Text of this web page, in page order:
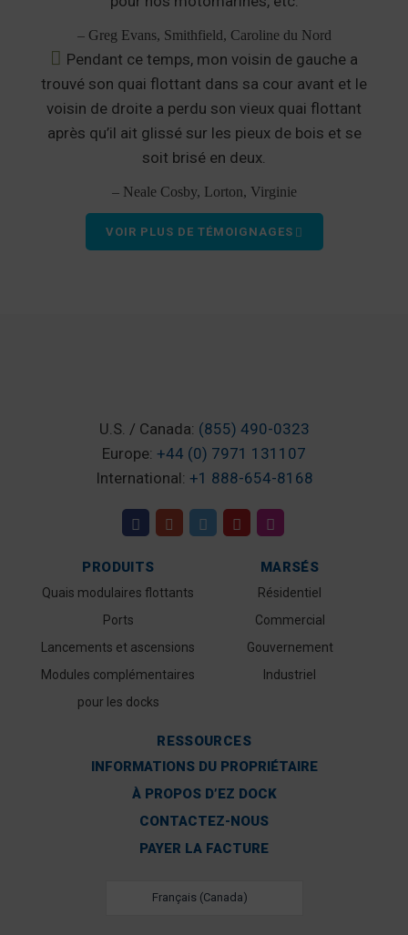
– Greg Evans, Smithfield, Caroline du Nord
Pendant ce temps, mon voisin de gauche a
trouvé son quai flottant dans sa cour avant et le
voisin de droite a perdu son vieux quai flottant
après qu’il ait glissé sur les pieux de bois et se
soit brisé en deux.
– Neale Cosby, Lorton, Virginie
VOIR PLUS DE TÉMOIGNAGES
U.S. / Canada: (855) 490-0323
Europe: +44 (0) 7971 131107
International: +1 888-654-8168
PRODUITS
Quais modulaires flottants
Ports
Lancements et ascensions
Modules complémentaires
pour les docks
MARSÉS
Résidentiel
Commercial
Gouvernement
Industriel
RESSOURCES
INFORMATIONS DU PROPRIÉTAIRE
À PROPOS D’EZ DOCK
CONTACTEZ-NOUS
PAYER LA FACTURE
Français (Canada)